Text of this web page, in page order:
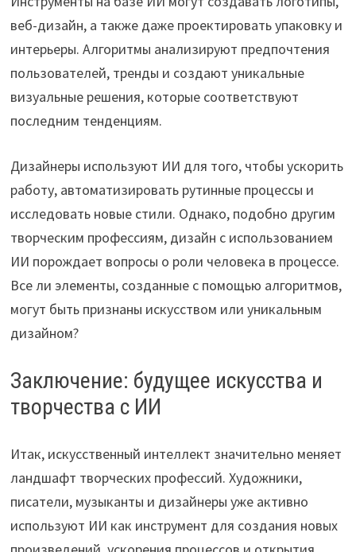
веб-дизайн, а также даже проектировать упаковку и
интерьеры. Алгоритмы анализируют предпочтения
пользователей, тренды и создают уникальные
визуальные решения, которые соответствуют
последним тенденциям.
Дизайнеры используют ИИ для того, чтобы ускорить
работу, автоматизировать рутинные процессы и
исследовать новые стили. Однако, подобно другим
творческим профессиям, дизайн с использованием
ИИ порождает вопросы о роли человека в процессе.
Все ли элементы, созданные с помощью алгоритмов,
могут быть признаны искусством или уникальным
дизайном?
Заключение: будущее искусства и
творчества с ИИ
Итак, искусственный интеллект значительно меняет
ландшафт творческих профессий. Художники,
писатели, музыканты и дизайнеры уже активно
используют ИИ как инструмент для создания новых